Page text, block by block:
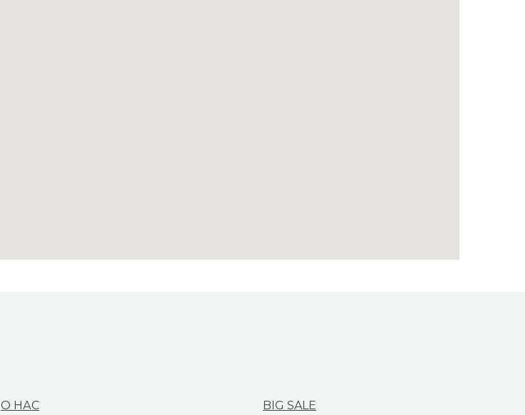
О НАС
BIG SALE